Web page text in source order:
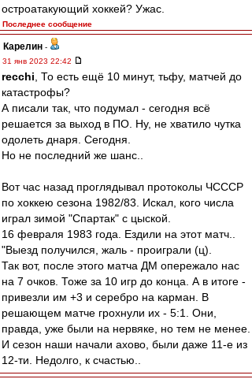
остроатакующий хоккей? Ужас.
Последнее сообщение
Карелин -
31 янв 2023 22:42
recchi , То есть ещё 10 минут, тьфу, матчей до
катастрофы?
А писали так, что подумал - сегодня всё
решается за выход в ПО. Ну, не хватило чутка
одолеть днаря. Сегодня.
Но не последний же шанс..
Вот час назад проглядывал протоколы ЧСССР
по хоккею сезона 1982/83. Искал, кого числа
играл зимой "Спартак" с цыской.
16 февраля 1983 года. Ездили на этот матч..
"Выезд получился, жаль - проиграли (ц).
Так вот, после этого матча ДМ опережало нас
на 7 очков. Тоже за 10 игр до конца. А в итоге -
привезли им +3 и серебро на карман. В
решающем матче грохнули их - 5:1. Они,
правда, уже были на нервяке, но тем не менее.
И сезон наши начали ахово, были даже 11-е из
12-ти. Недолго, к счастью..